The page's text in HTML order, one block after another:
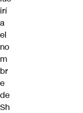
irí
a
el
no
m
br
e
de
Sh